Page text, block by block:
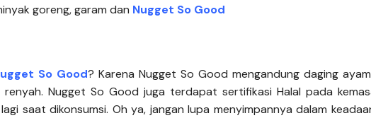
goreng, garam dan Nugget So Good
So Good? Karena Nugget So Good mengandung daging
Nugget So Good juga terdapat sertifikasi Halal pada
saat dikonsumsi. Oh ya, jangan lupa menyimpannya dalam